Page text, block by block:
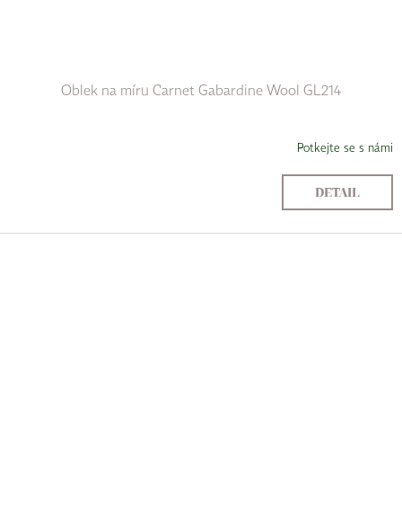
Oblek na míru Carnet Gabardine Wool GL214
Potkejte se s námi
DETAIL